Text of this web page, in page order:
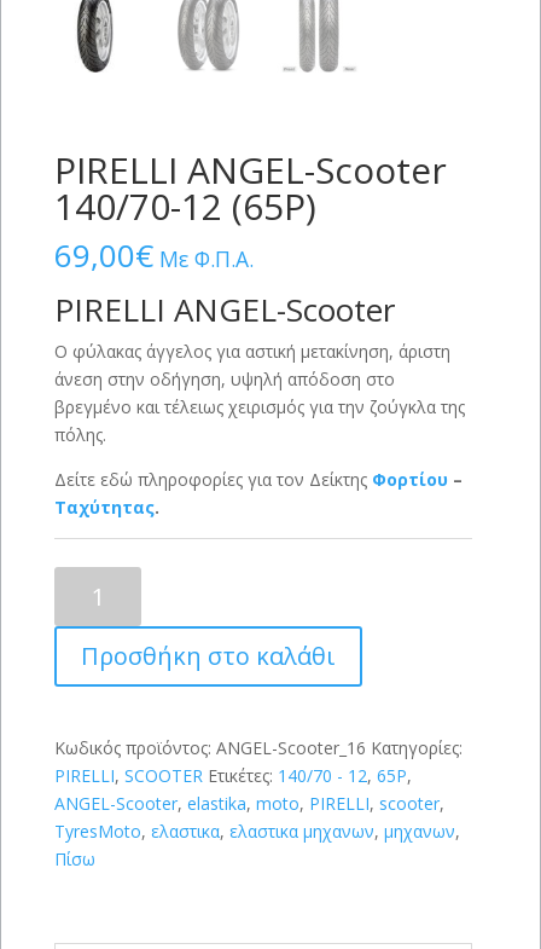
PIRELLI ANGEL-Scooter
140/70-12 (65P)
69,00€ Με Φ.Π.Α.
PIRELLI ANGEL-Scooter
Ο φύλακας άγγελος για αστική μετακίνηση, άριστη
άνεση στην οδήγηση, υψηλή απόδοση στο
βρεγμένο και τέλειως χειρισμός για την ζούγκλα της
πόλης.
Δείτε εδώ πληροφορίες για τον Δείκτης Φορτίου –
Ταχύτητας.
ANGEL-
Scooter
140/70-
12
ποσότητα
Προσθήκη στο καλάθι
Κωδικός προϊόντος: ANGEL-Scooter_16 Κατηγορίες:
PIRELLI, SCOOTER Ετικέτες: 140/70 - 12, 65P,
ANGEL-Scooter, elastika, moto, PIRELLI, scooter,
TyresMoto, ελαστικα, ελαστικα μηχανων, μηχανων,
Πίσω